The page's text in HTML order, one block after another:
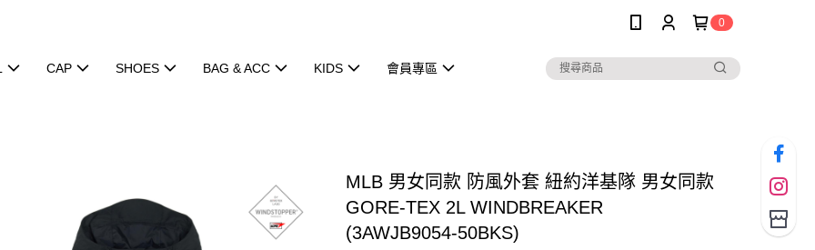
0
CAP SHOES BAG & ACC KIDS 會員專區
MLB 男女同款 防風外套 紐約洋基隊 男女同款
GORE-TEX 2L WINDBREAKER
(3AWJB9054-50BKS)